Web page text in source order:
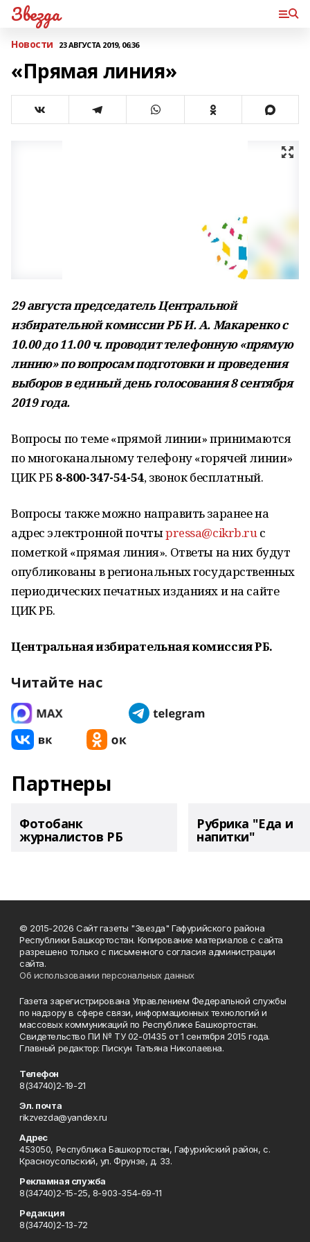
Звезда
Новости 23 АВГУСТА 2019, 06:36
«Прямая линия»
29 августа председатель Центральной
избирательной комиссии РБ И. А. Макаренко с
10.00 до 11.00 ч. проводит телефонную «прямую
линию» по вопросам подготовки и проведения
выборов в единый день голосования 8 сентября
2019 года.
Вопросы по теме «прямой линии» принимаются
по многоканальному телефону «горячей линии»
ЦИК РБ 8-800-347-54-54, звонок бесплатный.
Вопросы также можно направить заранее на
адрес электронной почтыpressa@cikrb.ruс
пометкой «прямая линия». Ответы на них будут
опубликованы в региональных государственных
периодических печатных изданиях и на сайте
ЦИК РБ.
Центральная избирательная комиссия РБ.
Читайте нас
Партнеры
Фотобанк
журналистов РБ
Рубрика "Еда и
напитки"
© 2015-2026 Сайт газеты "Звезда" Гафурийского района
Республики Башкортостан. Копирование материалов с сайта
разрешено только с письменного согласия администрации
сайта.
Об использовании персональных данных
Газета зарегистрирована Управлением Федеральной службы
по надзору в сфере связи, информационных технологий и
массовых коммуникаций по Республике Башкортостан.
Свидетельство ПИ № ТУ 02-01435 от 1 сентября 2015 года.
Главный редактор: Пискун Татьяна Николаевна.
Телефон
8(34740)2-19-21
Эл. почта
rikzvezda@yandex.ru
Адрес
453050, Республика Башкортостан, Гафурийский район, с.
Красноусольский, ул. Фрунзе, д. 33.
Рекламная служба
8(34740)2-15-25, 8-903-354-69-11
Редакция
8(34740)2-13-72